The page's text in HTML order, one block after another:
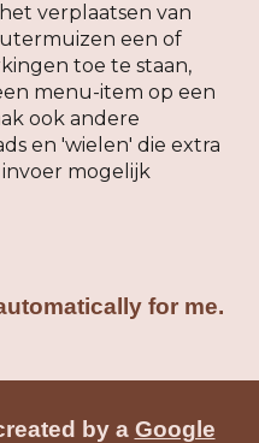
verplaatsen van
een of
toe te staan,
menu-item op een
ook andere
en 'wielen' die extra
mogelijk
for me.
by a Google